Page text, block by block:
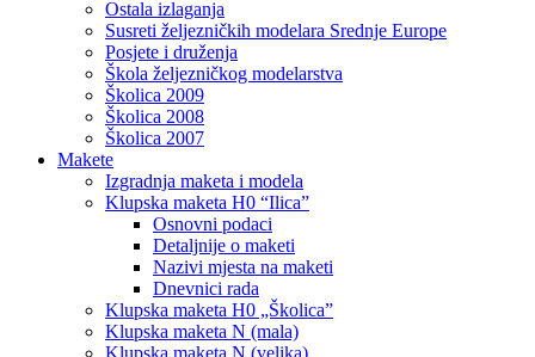
Ostala izlaganja
Susreti željezničkih modelara Srednje Europe
Posjete i druženja
Škola željezničkog modelarstva
Školica 2009
Školica 2008
Školica 2007
Makete
Izgradnja maketa i modela
Klupska maketa H0 “Ilica”
Osnovni podaci
Detaljnije o maketi
Nazivi mjesta na maketi
Dnevnici rada
Klupska maketa H0 „Školica”
Klupska maketa N (mala)
Klupska maketa N (velika)